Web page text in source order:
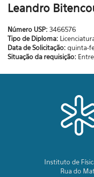
Leandro
Número USP: 3466576
Tipo de Diploma:
Data de Solicitação: quinta-
Situação da requisição:
Instituto de
Rua do